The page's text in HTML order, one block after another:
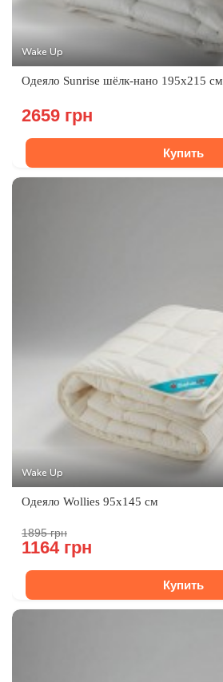
Wake Up
Одеяло Sunrise шёлк-нано 195х215 см
2659 грн
Купить
Wake Up
Одеяло Wollies 95x145 см
1895 грн
1164 грн
Купить